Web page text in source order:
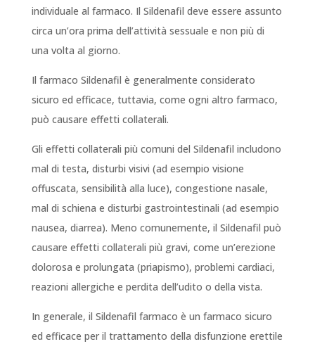
individuale al farmaco. Il Sildenafil deve essere assunto
circa un’ora prima dell’attività sessuale e non più di
una volta al giorno.
Il farmaco Sildenafil è generalmente considerato
sicuro ed efficace, tuttavia, come ogni altro farmaco,
può causare effetti collaterali.
Gli effetti collaterali più comuni del Sildenafil includono
mal di testa, disturbi visivi (ad esempio visione
offuscata, sensibilità alla luce), congestione nasale,
mal di schiena e disturbi gastrointestinali (ad esempio
nausea, diarrea). Meno comunemente, il Sildenafil può
causare effetti collaterali più gravi, come un’erezione
dolorosa e prolungata (priapismo), problemi cardiaci,
reazioni allergiche e perdita dell’udito o della vista.
In generale, il Sildenafil farmaco è un farmaco sicuro
ed efficace per il trattamento della disfunzione erettile